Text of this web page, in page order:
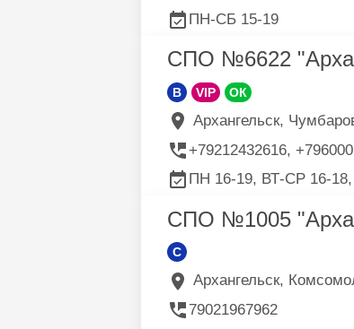
ПН-СБ 15-19
СПО №6622
B VIP ОК
Архангельск,
+79212432616,
ПН 16-19, ВТ-СР 16-
СПО №1005
C
Архангельск,
79021967962